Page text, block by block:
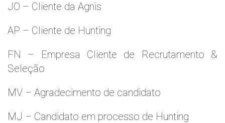
JO – Cliente da Agnis
AP – Cliente de Hunting
FN – Empresa Cliente de Recrutamento &
Seleção
MV – Agradecimento de candidato
MJ – Candidato em processo de Hunting